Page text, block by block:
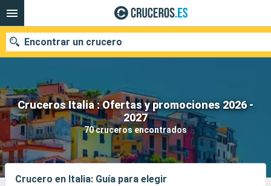
Cruceros Italia : Ofertas y promociones 2026 -
2027
70 cruceros encontrados
Encontrar un crucero
Nuestros destinos
Fecha de salida
Puertos Compañías
Crucero en Italia: Guía para elegir